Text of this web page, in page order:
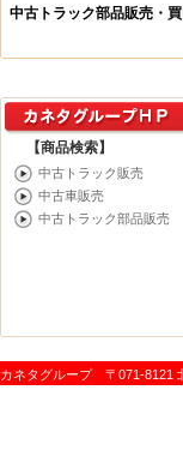
【商品検索】
中古トラック販売
中古車販売
中古トラック部品販売
カネタグループ 〒071-8121